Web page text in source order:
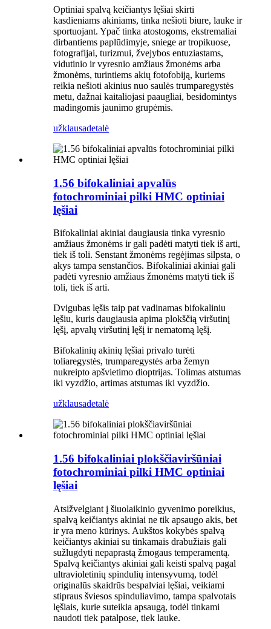
Optiniai spalvą keičiantys lęšiai skirti
kasdieniams akiniams, tinka nešioti biure, lauke ir
sportuojant. Ypač tinka atostogoms, ekstremaliai
dirbantiems paplūdimyje, sniege ar tropikuose,
fotografijai, turizmui, žvejybos entuziastams,
vidutinio ir vyresnio amžiaus žmonėms arba
žmonėms, turintiems akių fotofobiją, kuriems
reikia nešioti akinius nuo saulės trumparegystės
metu, dažnai kaitaliojasi paaugliai, besidomintys
madingomis jaunimo grupėmis.
užklausadetalė
1.56 bifokaliniai apvalūs
fotochrominiai pilki HMC optiniai
lęšiai
Bifokaliniai akiniai daugiausia tinka vyresnio
amžiaus žmonėms ir gali padėti matyti tiek iš arti,
tiek iš toli. Senstant žmonėms regėjimas silpsta, o
akys tampa senstančios. Bifokaliniai akiniai gali
padėti vyresnio amžiaus žmonėms matyti tiek iš
toli, tiek iš arti.
Dvigubas lęšis taip pat vadinamas bifokaliniu
lęšiu, kuris daugiausia apima plokščią viršutinį
lęšį, apvalų viršutinį lęšį ir nematomą lęšį.
Bifokalinių akinių lęšiai privalo turėti
toliaregystės, trumparegystės arba žemyn
nukreipto apšvietimo dioptrijas. Tolimas atstumas
iki vyzdžio, artimas atstumas iki vyzdžio.
užklausadetalė
1.56 bifokaliniai plokščiaviršūniai
fotochrominiai pilki HMC optiniai
lęšiai
Atsižvelgiant į šiuolaikinio gyvenimo poreikius,
spalvą keičiantys akiniai ne tik apsaugo akis, bet
ir yra meno kūrinys. Aukštos kokybės spalvą
keičiantys akiniai su tinkamais drabužiais gali
sužlugdyti nepaprastą žmogaus temperamentą.
Spalvą keičiantys akiniai gali keisti spalvą pagal
ultravioletinių spindulių intensyvumą, todėl
originalūs skaidrūs bespalviai lęšiai, veikiami
stipraus šviesos spinduliavimo, tampa spalvotais
lęšiais, kurie suteikia apsaugą, todėl tinkami
naudoti tiek patalpose, tiek lauke.